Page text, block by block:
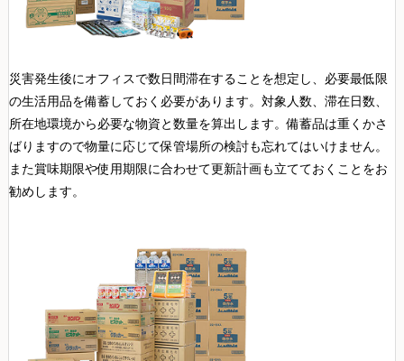
災害発生後にオフィスで数日間滞在することを想定し、必要最低限
の生活用品を備蓄しておく必要があります。対象人数、滞在日数、
所在地環境から必要な物資と数量を算出します。備蓄品は重くかさ
ばりますので物量に応じて保管場所の検討も忘れてはいけません。
また賞味期限や使用期限に合わせて更新計画も立てておくことをお
勧めします。